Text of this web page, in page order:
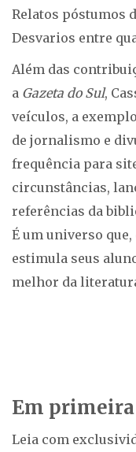
Relatos póstumos
Desvarios entre
Além das
a Gazeta do Sul,
veículos, a
de jornalismo e
frequência para
circunstâncias,
referências da
É um universo
estimula seus
melhor da
Em
Leia com